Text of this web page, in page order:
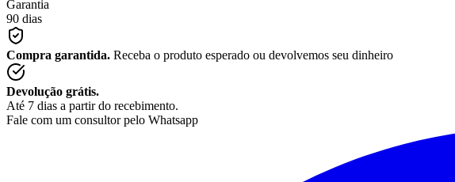
Garantia
90 dias
Compra garantida. Receba o produto esperado ou devolvemos seu dinheiro
Devolução grátis.
Até 7 dias a partir do recebimento.
Fale com um consultor pelo Whatsapp